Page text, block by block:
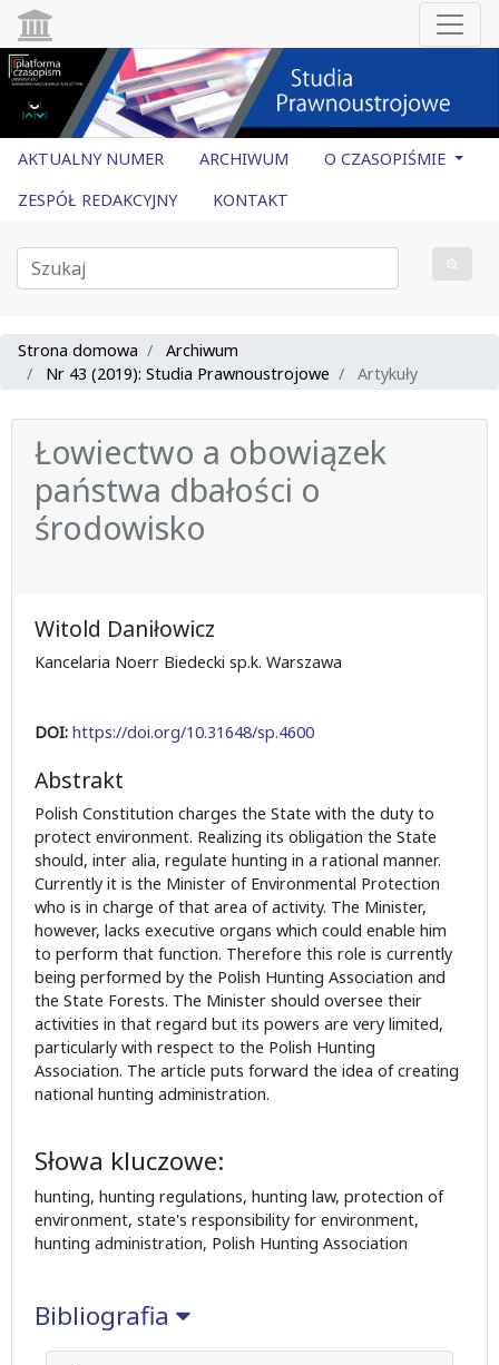
AKTUALNY NUMER ARCHIWUM
O CZASOPIŚMIE
ZESPÓŁ REDAKCYJNY
KONTAKT
Strona domowa
Archiwum
Nr 43 (2019): Studia Prawnoustrojowe
Artykuły
Łowiectwo a obowiązek
państwa dbałości o
środowisko
Witold Daniłowicz
Kancelaria Noerr Biedecki sp.k. Warszawa
DOI: https://doi.org/10.31648/sp.4600
Abstrakt
Polish Constitution charges the State with the duty to
protect environment. Realizing its obligation the State
should, inter alia, regulate hunting in a rational manner.
Currently it is the Minister of Environmental Protection
who is in charge of that area of activity. The Minister,
however, lacks executive organs which could enable him
to perform that function. Therefore this role is currently
being performed by the Polish Hunting Association and
the State Forests. The Minister should oversee their
activities in that regard but its powers are very limited,
particularly with respect to the Polish Hunting
Association. The article puts forward the idea of creating
national hunting administration.
Słowa kluczowe:
hunting, hunting regulations, hunting law, protection of
environment, state's responsibility for environment,
hunting administration, Polish Hunting Association
Bibliografia